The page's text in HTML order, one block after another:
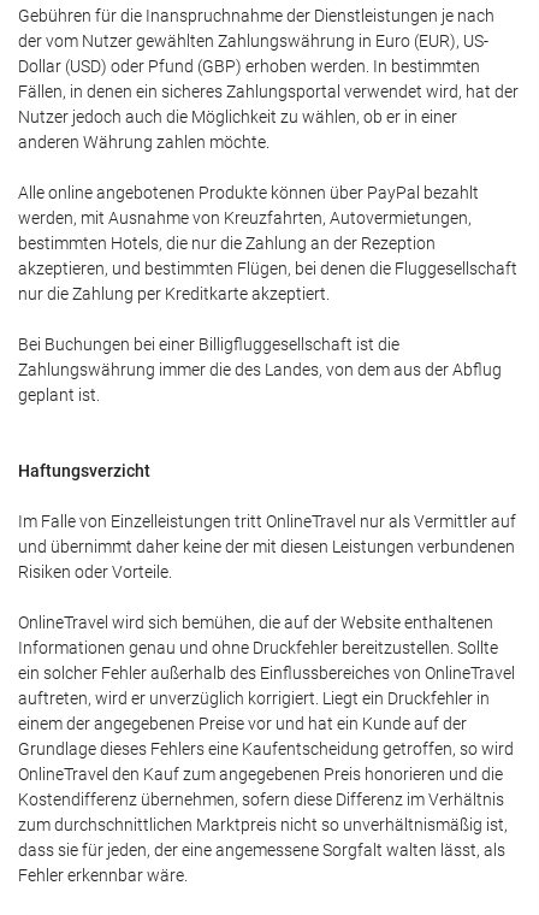
Gebühren für die Inanspruchnahme der Dienstleistungen je nach
der vom Nutzer gewählten Zahlungswährung in Euro (EUR), US-
Dollar (USD) oder Pfund (GBP) erhoben werden. In bestimmten
Fällen, in denen ein sicheres Zahlungsportal verwendet wird, hat der
Nutzer jedoch auch die Möglichkeit zu wählen, ob er in einer
anderen Währung zahlen möchte.
Alle online angebotenen Produkte können über PayPal bezahlt
werden, mit Ausnahme von Kreuzfahrten, Autovermietungen,
bestimmten Hotels, die nur die Zahlung an der Rezeption
akzeptieren, und bestimmten Flügen, bei denen die Fluggesellschaft
nur die Zahlung per Kreditkarte akzeptiert.
Bei Buchungen bei einer Billigfluggesellschaft ist die
Zahlungswährung immer die des Landes, von dem aus der Abflug
geplant ist.
Haftungsverzicht
Im Falle von Einzelleistungen tritt OnlineTravel nur als Vermittler auf
und übernimmt daher keine der mit diesen Leistungen verbundenen
Risiken oder Vorteile.
OnlineTravel wird sich bemühen, die auf der Website enthaltenen
Informationen genau und ohne Druckfehler bereitzustellen. Sollte
ein solcher Fehler außerhalb des Einflussbereiches von OnlineTravel
auftreten, wird er unverzüglich korrigiert. Liegt ein Druckfehler in
einem der angegebenen Preise vor und hat ein Kunde auf der
Grundlage dieses Fehlers eine Kaufentscheidung getroffen, so wird
OnlineTravel den Kauf zum angegebenen Preis honorieren und die
Kostendifferenz übernehmen, sofern diese Differenz im Verhältnis
zum durchschnittlichen Marktpreis nicht so unverhältnismäßig ist,
dass sie für jeden, der eine angemessene Sorgfalt walten lässt, als
Fehler erkennbar wäre.